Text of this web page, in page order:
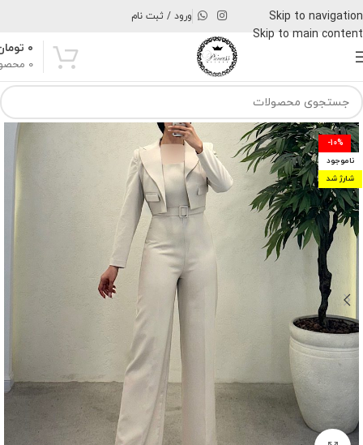
Skip to navigation
Skip to main content
ورود / ثبت نام
0
۰
-10%
ناموجود
شارژ شد